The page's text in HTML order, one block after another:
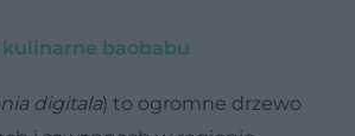
baobabu
digitala) to ogromne drzewo